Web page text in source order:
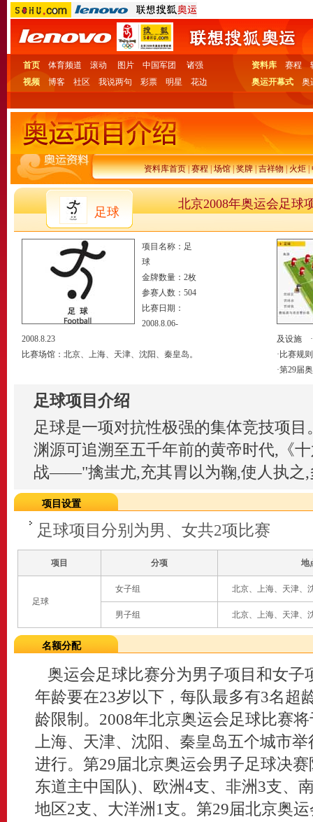
首页 体育频道 滚动 图片 中国军团
诸强
视频
博客 社区 我说两句 彩票 明星 花边
资料库 赛程
奥运开幕式
奥
资料库首页|赛程|场馆|奖牌|吉祥物|火炬|
足球
北京2008年奥运会足球
项目名称：足
球
金牌数量：2枚
参赛人数：504
比赛日期：
2008.8.06-
2008.8.23
比赛场馆：北京、上海、天津、沈阳、秦皇岛。
及设施·
· 比赛规则
·第29届
足球项目介绍
足球是一项对抗性极强的集体竞技项
渊源可追溯至五千年前的黄帝时代,《
战——"擒蚩尤,充其胃以为鞠,使人执之,
项目设置
足球项目分别为男、女共2项比赛
项目 分项 地
足球
女子组 北京、上海、天津、
男子组 北京、上海、天津、
名额分配
奥运会足球比赛分为男子项目和女子
年龄要在23岁以下，每队最多有3名超
龄限制。2008年北京奥运会足球比赛
上海、天津、沈阳、秦皇岛五个城市
进行。第29届北京奥运会男子足球决
东道主中国队)、欧洲4支、非洲3支、
地区2支、大洋洲1支。第29届北京奥